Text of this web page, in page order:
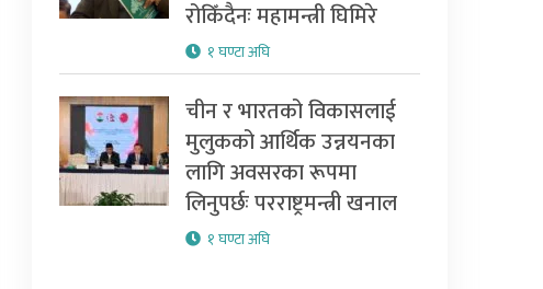
रोकिँदैनः महामन्त्री घिमिरे
१ घण्टा अघि
चीन र भारतको विकासलाई
मुलुकको आर्थिक उन्नयनका
लागि अवसरका रूपमा
लिनुपर्छः परराष्ट्रमन्त्री खनाल
१ घण्टा अघि